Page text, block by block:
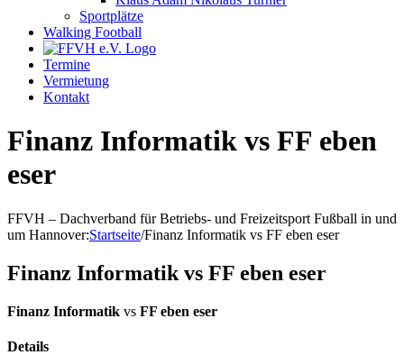
Sportplätze
Walking Football
Termine
Vermietung
Kontakt
Finanz Informatik vs FF eben
eser
FFVH – Dachverband für Betriebs- und Freizeitsport Fußball in und
um Hannover:Startseite/Finanz Informatik vs FF eben eser
Finanz Informatik vs FF eben eser
Finanz Informatik vs FF eben eser
Details